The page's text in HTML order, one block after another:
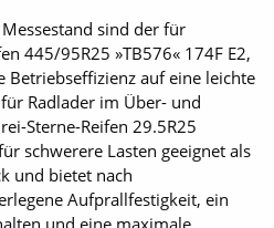
sind der für
445/95R25 »TB576« 174F E2,
Betriebseffizienz auf eine leichte
Radlader im Über- und
Sterne-Reifen 29.5R25
schwerere Lasten geeignet als
und bietet nach
Aufprallfestigkeit, ein